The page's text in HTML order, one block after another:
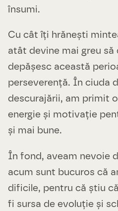
însumi.
Cu cât îți hrănești
atât devine mai greu să
depășesc această
perseverență. În ciuda
descurajării, am primit
energie și motivație
și mai bune.
În fond, aveam nevoie
acum sunt bucuros că
dificile, pentru că știu
fi sursa de evoluție și